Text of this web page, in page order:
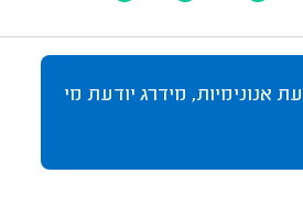
אנונימיות, מידרג יודעת מי